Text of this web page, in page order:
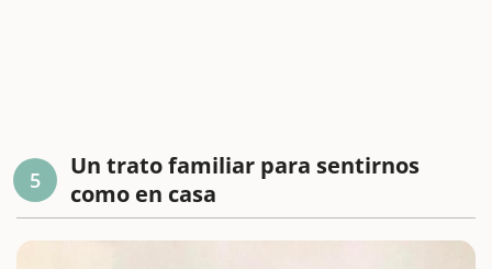
5
Un trato familiar para sentirnos
como en casa